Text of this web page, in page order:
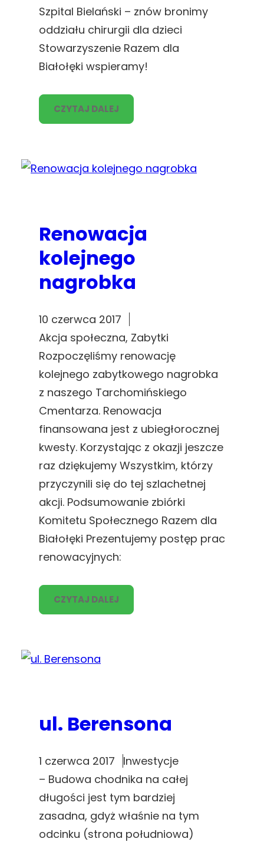
Szpital Bielański – znów bronimy
oddziału chirurgii dla dzieci
Stowarzyszenie Razem dla
Białołęki wspieramy!
CZYTAJ DALEJ
Renowacja
kolejnego
nagrobka
10 czerwca 2017
Akcja społeczna, Zabytki
Rozpoczęliśmy renowację
kolejnego zabytkowego nagrobka
z naszego Tarchomińskiego
Cmentarza. Renowacja
finansowana jest z ubiegłorocznej
kwesty. Korzystając z okazji jeszcze
raz dziękujemy Wszystkim, którzy
przyczynili się do tej szlachetnej
akcji. Podsumowanie zbiórki
Komitetu Społecznego Razem dla
Białołęki Prezentujemy postęp prac
renowacyjnych:
CZYTAJ DALEJ
ul. Berensona
1 czerwca 2017
Inwestycje
– Budowa chodnika na całej
długości jest tym bardziej
zasadna, gdyż właśnie na tym
odcinku (strona południowa)